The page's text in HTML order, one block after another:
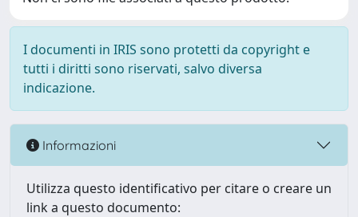
I documenti in IRIS sono protetti da copyright e
tutti i diritti sono riservati, salvo diversa
indicazione.
Informazioni
Utilizza questo identificativo per citare o creare un
link a questo documento: